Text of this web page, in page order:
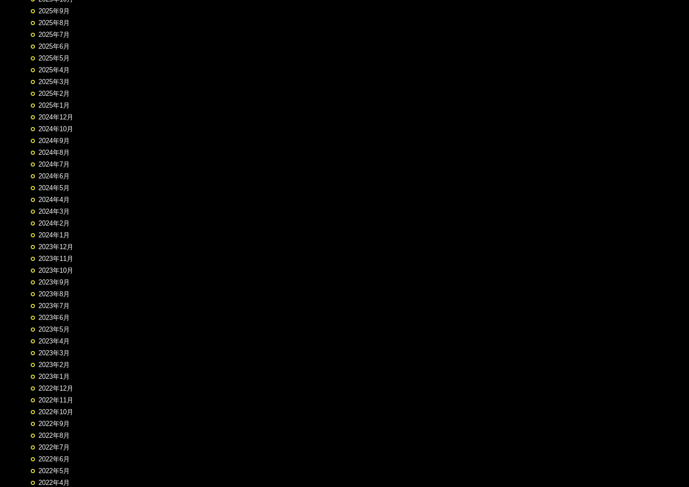
2025年9月
2025年8月
2025年7月
2025年6月
2025年5月
2025年4月
2025年3月
2025年2月
2025年1月
2024年12月
2024年10月
2024年9月
2024年8月
2024年7月
2024年6月
2024年5月
2024年4月
2024年3月
2024年2月
2024年1月
2023年12月
2023年11月
2023年10月
2023年9月
2023年8月
2023年7月
2023年6月
2023年5月
2023年4月
2023年3月
2023年2月
2023年1月
2022年12月
2022年11月
2022年10月
2022年9月
2022年8月
2022年7月
2022年6月
2022年5月
2022年4月